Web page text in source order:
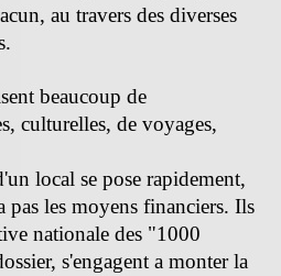
au travers des diverses
beaucoup de
culturelles, de voyages,
local se pose rapidement,
pas les moyens financiers. Ils
nationale des "1000
s'engagent a monter la